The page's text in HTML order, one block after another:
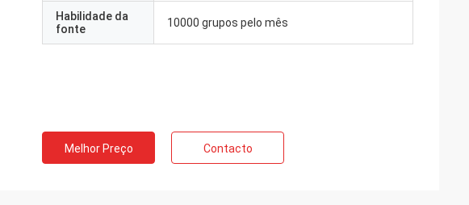
Habilidade da
fonte
10000 grupos pelo mês
Melhor Preço Contacto